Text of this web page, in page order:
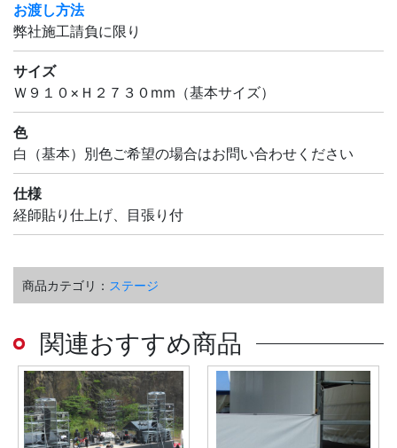
お渡し方法
弊社施工請負に限り
サイズ
Ｗ９１０×Ｈ２７３０mm（基本サイズ）
色
白（基本）別色ご希望の場合はお問い合わせください
仕様
経師貼り仕上げ、目張り付
商品カテゴリ： ステージ
関連おすすめ商品